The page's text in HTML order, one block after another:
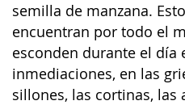
semilla de manzana.
encuentran por todo el
esconden durante el día
inmediaciones, en las
sillones, las cortinas, las